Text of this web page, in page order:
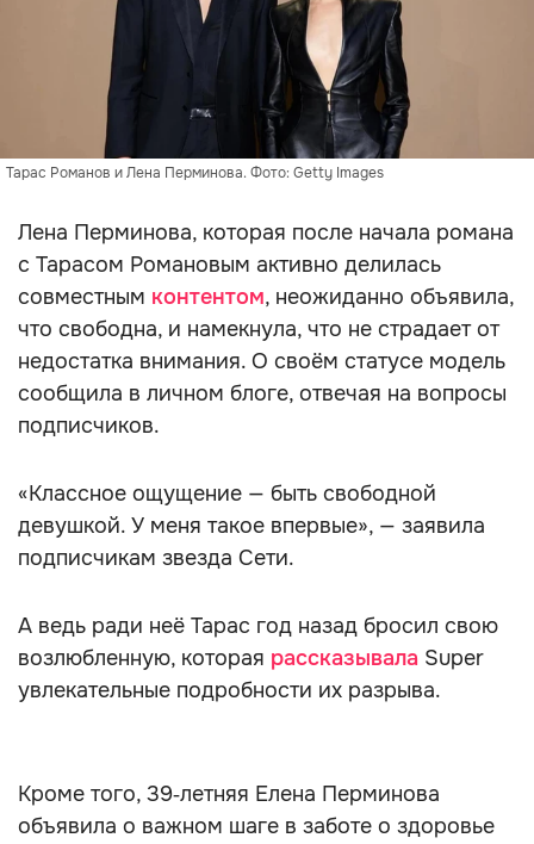
Тарас Романов и Лена Перминова. Фото: Getty Images
Лена Перминова, которая после начала романа
с Тарасом Романовым активно делилась
совместным контентом, неожиданно объявила,
что свободна, и намекнула, что не страдает от
недостатка внимания. О своём статусе модель
сообщила в личном блоге, отвечая на вопросы
подписчиков.
«Классное ощущение — быть свободной
девушкой. У меня такое впервые», — заявила
подписчикам звезда Сети.
А ведь ради неё Тарас год назад бросил свою
возлюбленную, которая рассказывала Super
увлекательные подробности их разрыва.
Кроме того, 39‑летняя Елена Перминова
объявила о важном шаге в заботе о здоровье